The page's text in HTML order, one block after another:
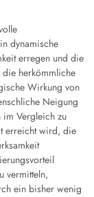
dynamische
erregen und die
herkömmliche
Wirkung von
Neigung
im Vergleich zu
erreicht wird, die
vermitteln,
ein bisher wenig